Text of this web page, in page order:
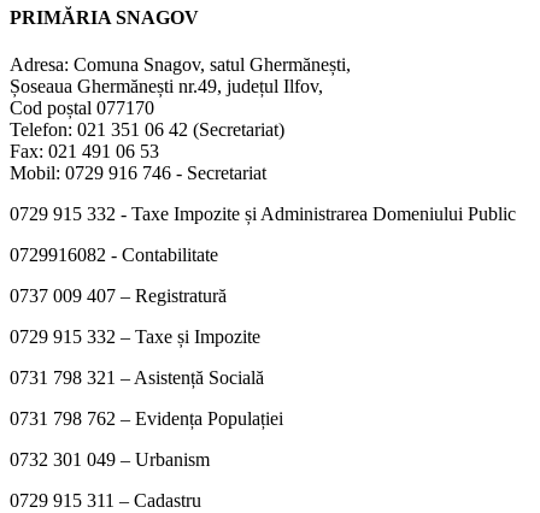
PRIMĂRIA SNAGOV
Adresa: Comuna Snagov, satul Ghermănești,
Șoseaua Ghermănești nr.49, județul Ilfov,
Cod poștal 077170
Telefon: 021 351 06 42 (Secretariat)
Fax: 021 491 06 53
Mobil: 0729 916 746 - Secretariat
0729 915 332 - Taxe Impozite și Administrarea Domeniului Public
0729916082 - Contabilitate
0737 009 407 – Registratură
0729 915 332 – Taxe și Impozite
0731 798 321 – Asistență Socială
0731 798 762 – Evidența Populației
0732 301 049 – Urbanism
0729 915 311 – Cadastru